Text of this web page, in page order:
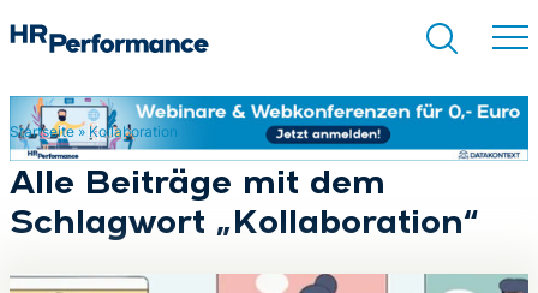
Suchen
Startseite» Kollaboration
Alle Beiträge mit dem
Schlagwort „Kollaboration“